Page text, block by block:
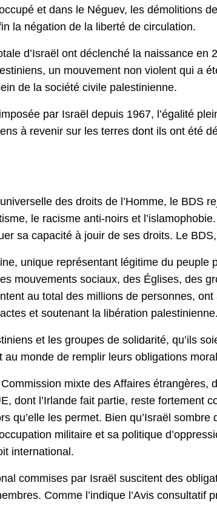
et dans le Néguev, les démolitions
la négation de la liberté de circulation.
d’Israël ont déclenché la naissance
un mouvement non violent qui a
de la société civile palestinienne.
par Israël depuis 1967, l’égalité
à revenir sur les terres dont ils ont été
des droits de l’Homme, le BDS
le racisme anti-noirs et
sa capacité à jouir de ses droits. Le
unique représentant légitime du peuple
mouvements sociaux, des Églises, des
au total des millions de personnes,
et soutenant la libération palestinienne.
et les groupes de solidarité, qu’ils
au monde de remplir leurs obligations
mixte des Affaires étrangères,
dont l’Irlande fait partie, reste fortement
qu’elle les permet. Bien qu’Israël
militaire et sa politique
international.
commises par Israël suscitent des
Comme l’indique l’Avis